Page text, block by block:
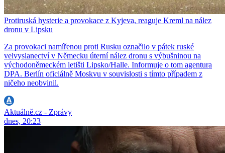
Protiruská hysterie a provokace z Kyjeva, reaguje Kreml na nález
dronu v Lipsku
Za provokaci namířenou proti Rusku označilo v pátek ruské
velvyslanectví v Německu úterní nález dronu s výbušninou na
východoněmeckém letišti Lipsko/Halle. Informuje o tom agentura
DPA. Berlín oficiálně Moskvu v souvislosti s tímto případem z
ničeho neobvinil.
Aktuálně.cz - Zprávy
dnes, 20:23